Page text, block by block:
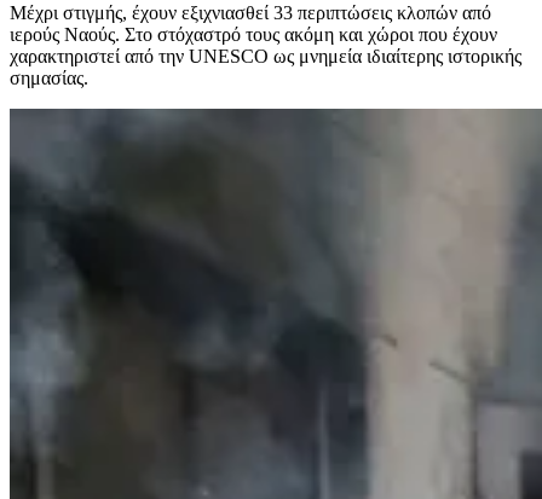
Μέχρι στιγμής, έχουν εξιχνιασθεί 33 περιπτώσεις κλοπών από
ιερούς Ναούς. Στο στόχαστρό τους ακόμη και χώροι που έχουν
χαρακτηριστεί από την UNESCO ως μνημεία ιδιαίτερης ιστορικής
σημασίας.